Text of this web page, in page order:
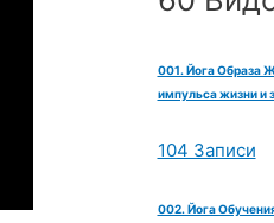
001. Йога Образа
импульса жизни и
104 Записи
002. Йога